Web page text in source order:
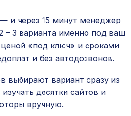
и через 15 минут менеджер
– 3 варианта именно под ваш
«под ключ» и сроками
и без автодозвонов.
выбирают вариант сразу из
десятки сайтов и
вручную.